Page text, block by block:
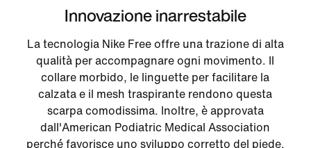
Innovazione inarrestabile
La tecnologia Nike Free offre una trazione di alta
qualità per accompagnare ogni movimento. Il
collare morbido, le linguette per facilitare la
calzata e il mesh traspirante rendono questa
scarpa comodissima. Inoltre, è approvata
dall'American Podiatric Medical Association
perché favorisce uno sviluppo corretto del piede.